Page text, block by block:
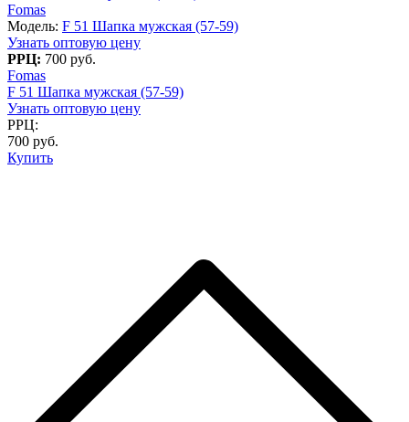
Fomas
Модель: F 51 Шапка мужская (57-59)
Узнать оптовую цену
РРЦ: 700 руб.
Fomas
F 51 Шапка мужская (57-59)
Узнать оптовую цену
РРЦ:
700 руб.
Купить